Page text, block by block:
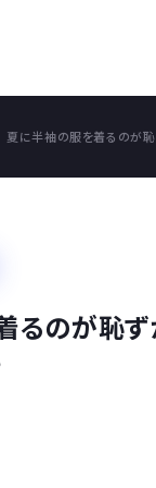
夏に半袖の服を着るのが恥
るのが恥ず